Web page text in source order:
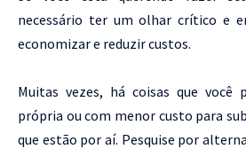
necessário ter um olhar crítico e
economizar e reduzir custos.
Muitas vezes, há coisas que você
própria ou com menor custo para
que estão por aí. Pesquise por